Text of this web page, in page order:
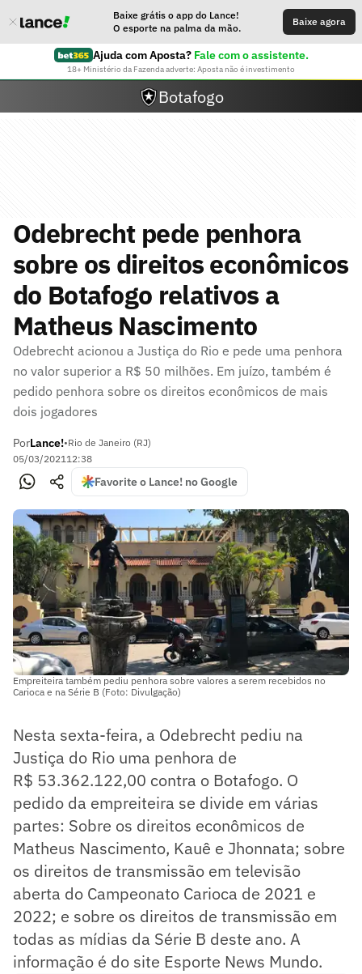
Baixe grátis o app do Lance!
O esporte na palma da mão.
Baixe agora
Ajuda com Aposta? Fale com o assistente.
18+ Ministério da Fazenda adverte: Aposta não é investimento
Botafogo
Odebrecht pede penhora
sobre os direitos econômicos
do Botafogo relativos a
Matheus Nascimento
Odebrecht acionou a Justiça do Rio e pede uma penhora
no valor superior a R$ 50 milhões. Em juízo, também é
pedido penhora sobre os direitos econômicos de mais
dois jogadores
PorLance!•Rio de Janeiro (RJ)
05/03/202112:38
Favorite o Lance! no Google
Empreiteira também pediu penhora sobre valores a serem recebidos no
Carioca e na Série B (Foto: Divulgação)
Nesta sexta-feira, a Odebrecht pediu na
Justiça do Rio uma penhora de
R$ 53.362.122,00 contra o Botafogo. O
pedido da empreiteira se divide em várias
partes: Sobre os direitos econômicos de
Matheus Nascimento, Kauê e Jhonnata; sobre
os direitos de transmissão em televisão
aberta do Campeonato Carioca de 2021 e
2022; e sobre os direitos de transmissão em
todas as mídias da Série B deste ano. A
informação é do site Esporte News Mundo.